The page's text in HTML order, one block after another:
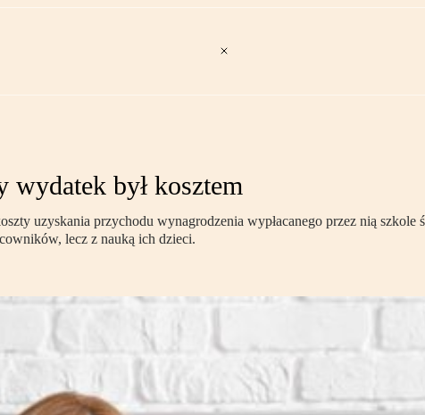
wydatek był kosztem
uzyskania przychodu wynagrodzenia wypłacanego przez nią
lecz z nauką ich dzieci.